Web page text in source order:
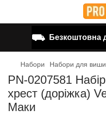
⛟ Безкоштовна
Набори Набори для
PN-0207581
хрест (доріжка)
Маки